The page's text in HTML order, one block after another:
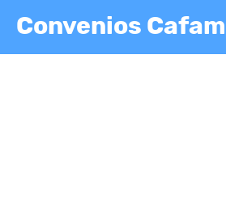
Convenios Cafam